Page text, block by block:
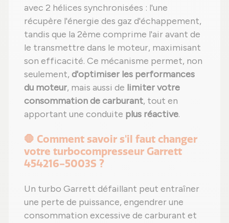
avec 2 hélices synchronisées : l'une
récupère l'énergie des gaz d'échappement,
tandis que la 2ème comprime l'air avant de
le transmettre dans le moteur, maximisant
son efficacité. Ce mécanisme permet, non
seulement, d'optimiser les performances
du moteur, mais aussi de limiter votre
consommation de carburant, tout en
apportant une conduite plus réactive.
🛑 Comment savoir s'il faut changer
votre turbocompresseur Garrett
454216-5003S ?
Un turbo Garrett défaillant peut entraîner
une perte de puissance, engendrer une
consommation excessive de carburant et